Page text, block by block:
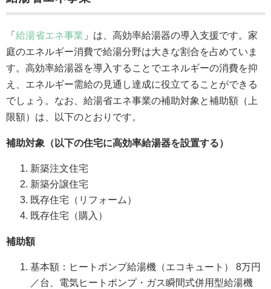
「 給湯省エネ事業 」は、高効率給湯器の導入支援です。家
庭のエネルギー消費で給湯分野は大きな割合を占めていま
す。高効率給湯器を導入することでエネルギーの消費を抑
え、エネルギー需給の見通し達成に役立てることができる
でしょう。なお、給湯省エネ事業の補助対象と補助額（上
限額）は、以下のとおりです。
補助対象（以下の住宅に高効率給湯器を設置する）
新築注文住宅
新築分譲住宅
既存住宅（リフォーム）
既存住宅（購入）
補助額
基本額：ヒートポンプ給湯機（エコキュート） 8万円
／台、電気ヒートポンプ・ガス瞬間式併用型給湯機